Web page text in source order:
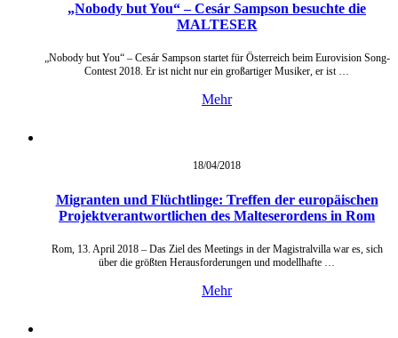
„Nobody but You“ – Cesár Sampson besuchte die
MALTESER
„Nobody but You“ – Cesár Sampson startet für Österreich beim Eurovision Song-
Contest 2018. Er ist nicht nur ein großartiger Musiker, er ist …
Mehr
18/04/2018
Migranten und Flüchtlinge: Treffen der europäischen
Projektverantwortlichen des Malteserordens in Rom
Rom, 13. April 2018 – Das Ziel des Meetings in der Magistralvilla war es, sich
über die größten Herausforderungen und modellhafte …
Mehr